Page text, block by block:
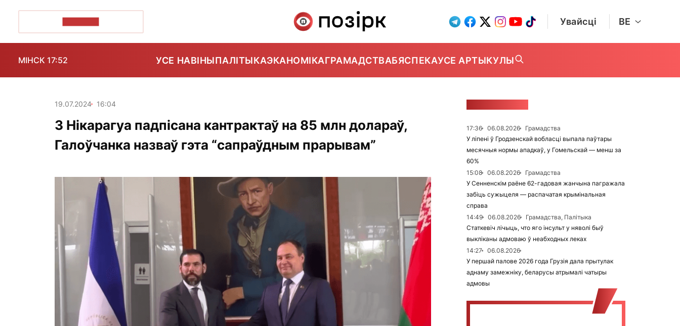
Увайсці BE
МІНСК 17:52 УСЕ НАВІНЫПАЛІТЫКАЭКАНОМІКАГРАМАДСТВАБЯСПЕКАУСЕ АРТЫКУЛЫ
19.07.2024 16:04
З Нікарагуа падпісана кантрактаў на 85 млн долараў,
Галоўчанка назваў гэта “сапраўдным прарывам”
17:36 06.08.2026
Грамадства
У ліпені ў Гродзенскай вобласці выпала паўтары
месячныя нормы ападкаў, у Гомельскай — менш за
60%
15:08
06.08.2026
Грамадства
У Сенненскім раёне 62-гадовая жанчына пагражала
забіць сужыцеля — распачатая крымінальная
справа
14:49
06.08.2026
Грамадства, Палітыка
Статкевіч лічыць, что яго інсульт у няволі быў
выкліканы адмоваю ў неабходных леках
14:27
06.08.2026
У першай палове 2026 года Грузія дала прытулак
аднаму замежніку, беларусы атрымалі чатыры
адмовы